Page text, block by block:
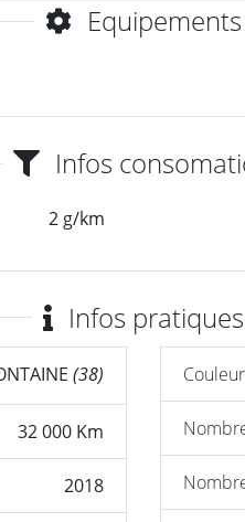
Equipements
Infos
2 g/km
Infos pratiques
(38)
32 000 Km
2018
Couleur